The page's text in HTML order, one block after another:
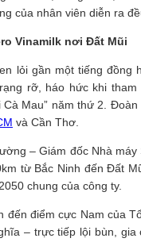
của nhân viên diễn ra
Vinamilk nơi Đất Mũi
lỏi gần một tiếng
rỡ, háo hức khi
Mau” năm thứ 2.
và Cần Thơ.
– Giám đốc Nhà
từ Bắc Ninh đến Đất
chung của công ty.
đến điểm cực Nam của
– trực tiếp lội bùn,